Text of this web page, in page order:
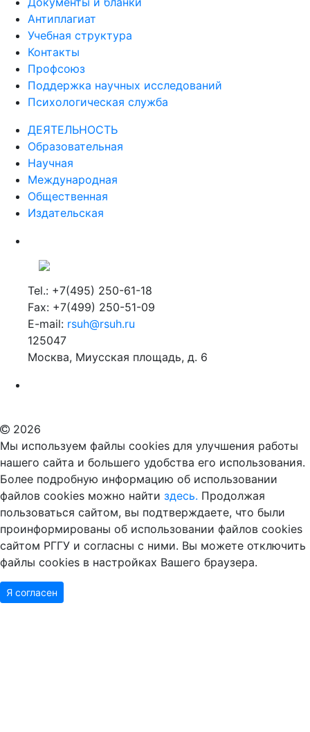
Учебная структура
Контакты
Профсоюз
Поддержка научных исследований
Психологическая служба
Образовательная
Научная
Международная
Общественная
Издательская
Tel.: +7(495) 250-61-18
Fax: +7(499) 250-51-09
E-mail:rsuh@rsuh.ru
125047
Москва, Миусская площадь, д. 6
Российский государственный гуманитарный университет
Мы используем файлы cookies для улучшения работы
нашего сайта и большего удобства его использования.
Более подробную информацию об использовании
файлов cookies можно найтиздесь.Продолжая
пользоваться сайтом, вы подтверждаете, что были
проинформированы об использовании файлов cookies
сайтом РГГУ и согласны с ними. Вы можете отключить
файлы cookies в настройках Вашего браузера.